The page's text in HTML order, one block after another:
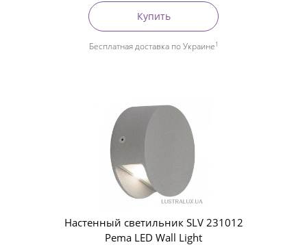
Купить
Бесплатная доставка по Украине1
Настенный светильник SLV 231012
Pema LED Wall Light